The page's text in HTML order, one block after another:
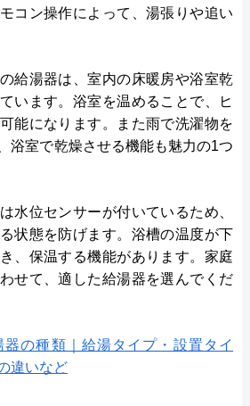
コン操作によって、湯張りや追い
給湯器は、室内の床暖房や浴室乾
います。浴室を温めることで、ヒ
能になります。また雨で洗濯物を
浴室で乾燥させる機能も魅力の1つ
水位センサーが付いているため、
状態を防げます。浴槽の温度が下
、保温する機能があります。家庭
せて、適した給湯器を選んでくだ
の種類｜給湯タイプ・設置タイ
違いなど